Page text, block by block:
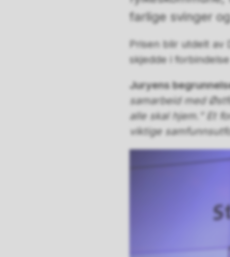
farlige svinger
Prisen blir utdelt av
skjedde i
Juryens
samarbeid med
alle skal hjem.” Et
viktige